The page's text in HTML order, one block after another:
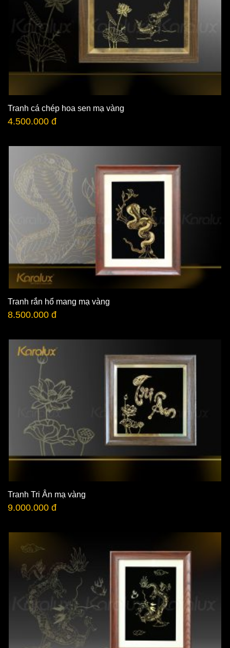
Tranh cá chép hoa sen mạ vàng
4.500.000 đ
Tranh rắn hổ mang mạ vàng
8.500.000 đ
Tranh Tri Ân mạ vàng
9.000.000 đ